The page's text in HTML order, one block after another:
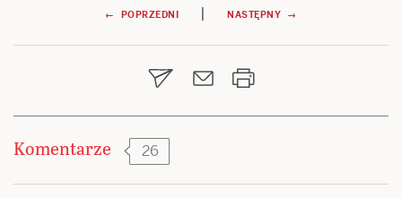
Nawigacja
wpisu
← POPRZEDNI | NASTĘPNY →
Komentarze 26